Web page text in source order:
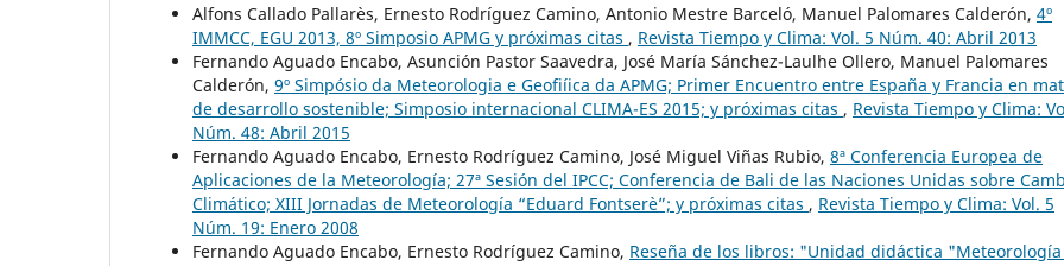
Alfons Callado Pallarès, Ernesto Rodríguez Camino, Antonio Mestre Barceló, Manuel Palomares Calderón, 4º
IMMCC, EGU 2013, 8º Simposio APMG y próximas citas , Revista Tiempo y Clima: Vol. 5 Núm. 40: Abril 2013
Fernando Aguado Encabo, Asunción Pastor Saavedra, José María Sánchez-Laulhe Ollero, Manuel Palomares
Calderón, 9º Simpósio da Meteorologia e Geofiíica da APMG; Primer Encuentro entre España y Francia en
de desarrollo sostenible; Simposio internacional CLIMA-ES 2015; y próximas citas , Revista Tiempo y Clima:
Núm. 48: Abril 2015
Fernando Aguado Encabo, Ernesto Rodríguez Camino, José Miguel Viñas Rubio, 8ª Conferencia Europea de
Aplicaciones de la Meteorología; 27ª Sesión del IPCC; Conferencia de Bali de las Naciones Unidas sobre
Climático; XIII Jornadas de Meteorología “Eduard Fontserè”; y próximas citas , Revista Tiempo y Clima: Vol. 5
Núm. 19: Enero 2008
Fernando Aguado Encabo, Ernesto Rodríguez Camino, Reseña de los libros: "Unidad didáctica